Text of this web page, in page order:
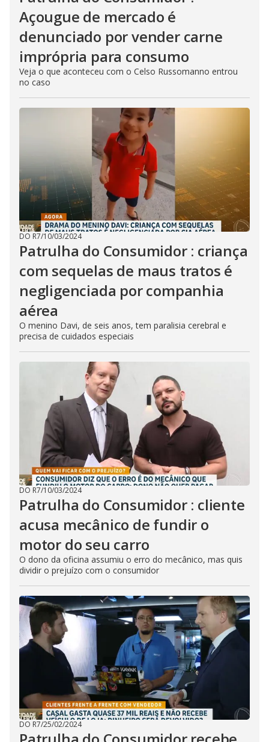
Açougue de mercado é
denunciado por vender carne
imprópria para consumo
Veja o que aconteceu com o Celso Russomanno entrou
no caso
DO R7/10/03/2024
Patrulha do Consumidor : criança
com sequelas de maus tratos é
negligenciada por companhia
aérea
O menino Davi, de seis anos, tem paralisia cerebral e
precisa de cuidados especiais
DO R7/10/03/2024
Patrulha do Consumidor : cliente
acusa mecânico de fundir o
motor do seu carro
O dono da oficina assumiu o erro do mecânico, mas quis
dividir o prejuízo com o consumidor
DO R7/25/02/2024